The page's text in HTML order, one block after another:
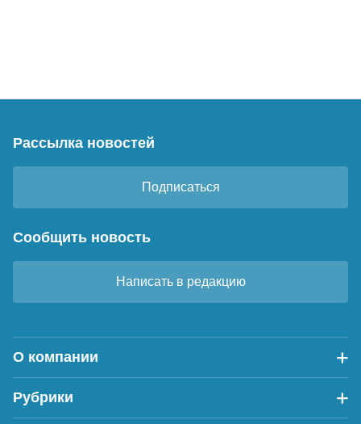
Рассылка новостей
Подписаться
Сообщить новость
Написать в редакцию
О компании
Рубрики